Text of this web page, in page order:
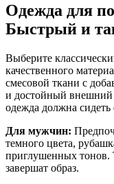
Одежда для
Быстрый и
Выберите
качественного
смесовой ткани с
и достойный внешний
одежда должна
Для мужчин:
темного цвета,
приглушенных тонов.
завершат образ.